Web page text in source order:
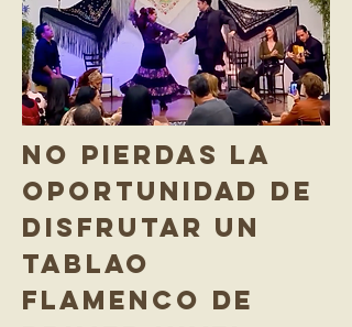
no pierdas la
oportunidad de
disfrutar un
tablao
flamenco de